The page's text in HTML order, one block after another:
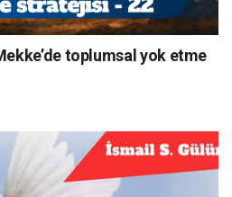
toplumsal yok etme